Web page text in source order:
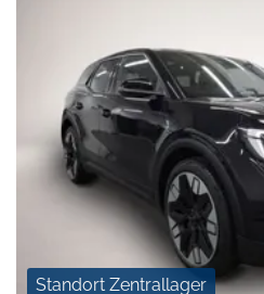
Standort Zentrallager